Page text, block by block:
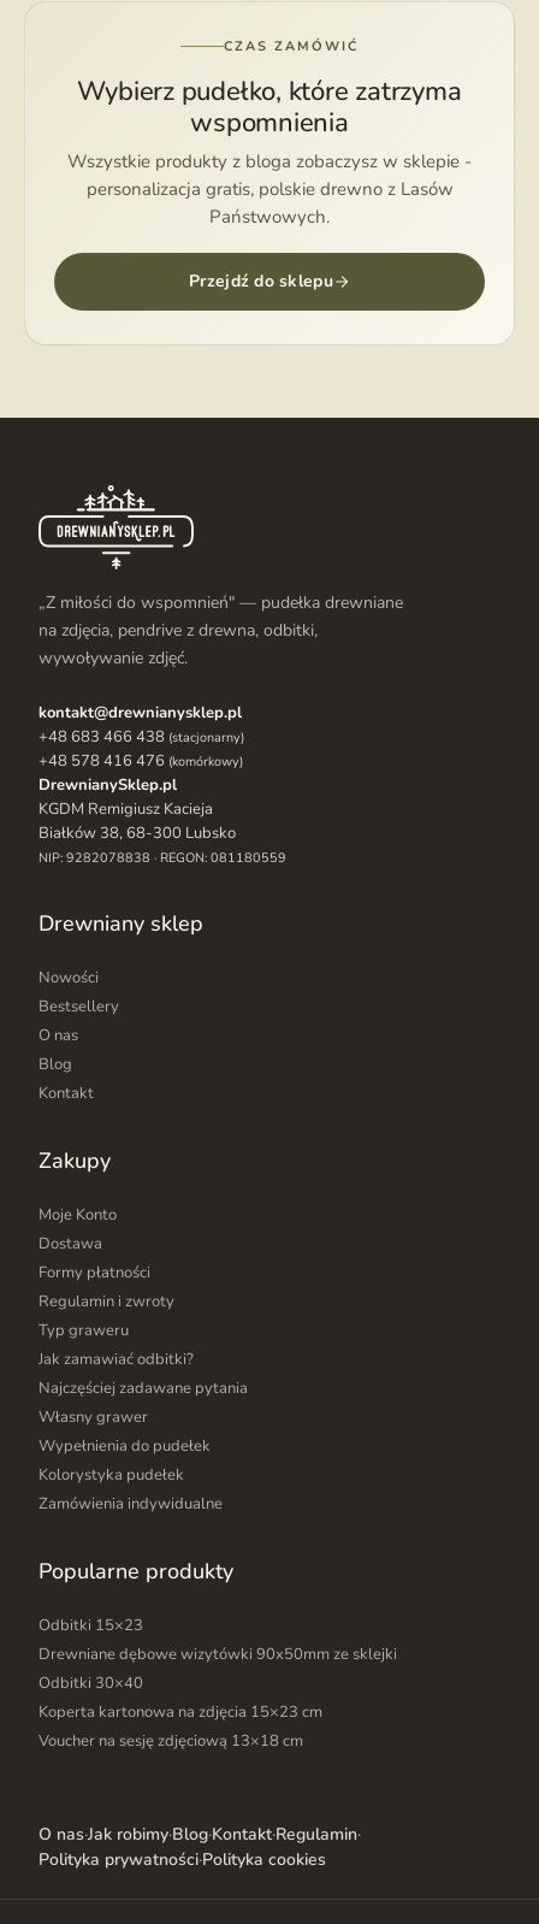
CZAS ZAMÓWIĆ
Wybierz pudełko, które zatrzyma
wspomnienia
Wszystkie produkty z bloga zobaczysz w sklepie -
personalizacja gratis, polskie drewno z Lasów
Państwowych.
Przejdź do sklepu
„Z miłości do wspomnień" — pudełka drewniane
na zdjęcia, pendrive z drewna, odbitki,
wywoływanie zdjęć.
kontakt@drewnianysklep.pl
+48 683 466 438 (stacjonarny)
+48 578 416 476 (komórkowy)
DrewnianySklep.pl
KGDM Remigiusz Kacieja
Białków 38, 68-300 Lubsko
NIP: 9282078838 · REGON: 081180559
Drewniany sklep
Nowości
Bestsellery
O nas
Blog
Kontakt
Zakupy
Moje Konto
Dostawa
Formy płatności
Regulamin i zwroty
Typ graweru
Jak zamawiać odbitki?
Najczęściej zadawane pytania
Własny grawer
Wypełnienia do pudełek
Kolorystyka pudełek
Zamówienia indywidualne
Popularne produkty
Odbitki 15×23
Drewniane dębowe wizytówki 90x50mm ze sklejki
Odbitki 30×40
Koperta kartonowa na zdjęcia 15×23 cm
Voucher na sesję zdjęciową 13×18 cm
O nas·Jak robimy·Blog·Kontakt·Regulamin·
Polityka prywatności·Polityka cookies